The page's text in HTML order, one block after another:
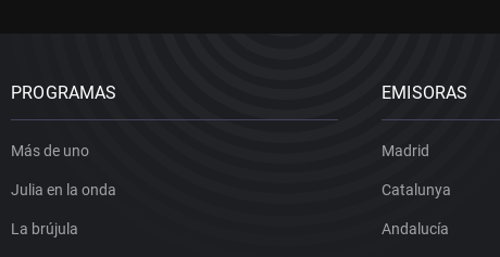
PROGRAMAS
Más de uno
Julia en la onda
La brújula
EMISORAS
Madrid
Catalunya
Andalucía